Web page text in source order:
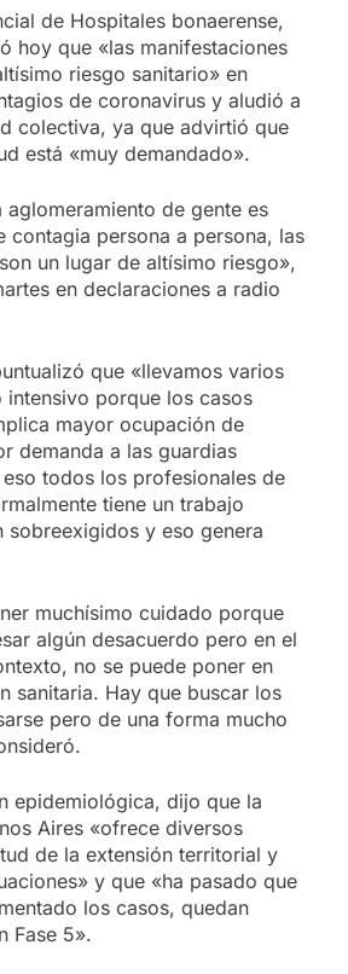
de Hospitales bonaerense,
hoy que «las manifestaciones
riesgo sanitario» en
de coronavirus y aludió a
colectiva, ya que advirtió que
está «muy demandado».
aglomeramiento de gente es
contagia persona a persona, las
un lugar de altísimo riesgo»,
en declaraciones a radio
que «llevamos varios
intensivo porque los casos
mayor ocupación de
demanda a las guardias
todos los profesionales de
tiene un trabajo
sobreexigidos y eso genera
muchísimo cuidado porque
algún desacuerdo pero en el
no se puede poner en
sanitaria. Hay que buscar los
pero de una forma mucho
epidemiológica, dijo que la
Aires «ofrece diversos
de la extensión territorial y
y que «ha pasado que
los casos, quedan
Fase 5».